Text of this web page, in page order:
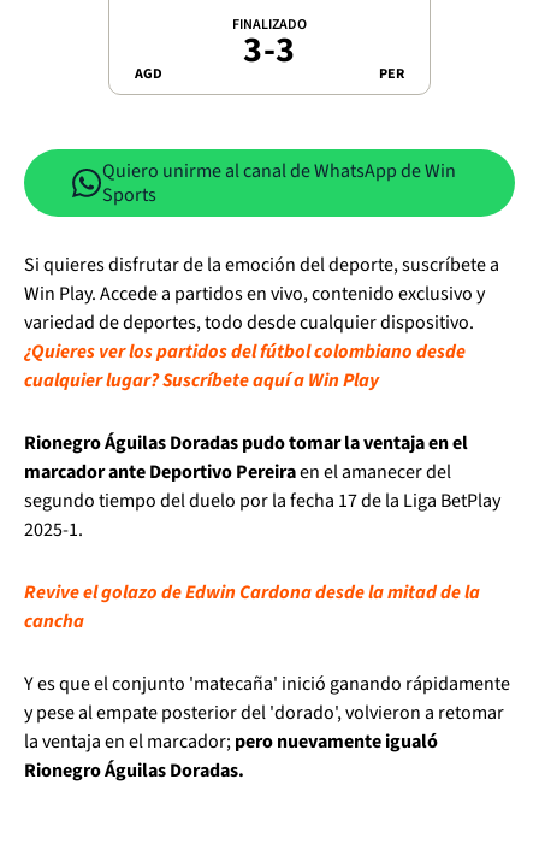
AGD
FINALIZADO
3-3 PER
Quiero unirme al canal de WhatsApp de Win
Sports
Si quieres disfrutar de la emoción del deporte, suscríbete a
Win Play. Accede a partidos en vivo, contenido exclusivo y
variedad de deportes, todo desde cualquier dispositivo.
¿Quieres ver los partidos del fútbol colombiano desde
cualquier lugar? Suscríbete aquí a Win Play
Rionegro Águilas Doradas pudo tomar la ventaja en el
marcador ante Deportivo Pereiraen el amanecer del
segundo tiempo del duelo por la fecha 17 de la Liga BetPlay
2025-1.
Revive el golazo de Edwin Cardona desde la mitad de la
cancha
Y es que el conjunto 'matecaña' inició ganando rápidamente
y pese al empate posterior del 'dorado', volvieron a retomar
la ventaja en el marcador;pero nuevamente igualó
Rionegro Águilas Doradas.